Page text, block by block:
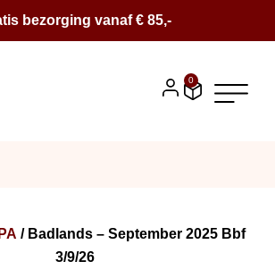
bezorging vanaf € 85,-
0
IPA / Badlands – September 2025 Bbf
3/9/26